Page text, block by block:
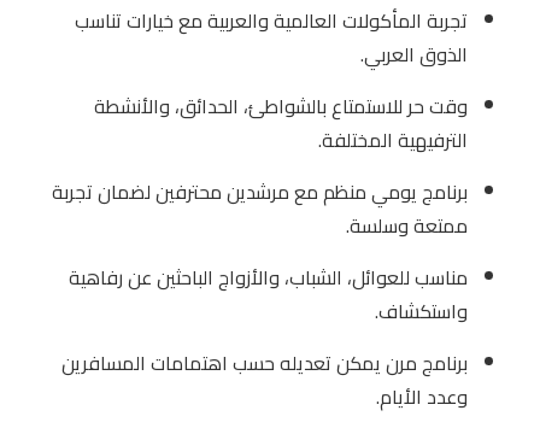
تجربة المأكولات العالمية والعربية مع خيارات تناسب
الذوق العربي.
وقت حر للاستمتاع بالشواطئ، الحدائق، والأنشطة
الترفيهية المختلفة.
برنامج يومي منظم مع مرشدين محترفين لضمان تجربة
ممتعة وسلسة.
مناسب للعوائل، الشباب، والأزواج الباحثين عن رفاهية
واستكشاف.
برنامج مرن يمكن تعديله حسب اهتمامات المسافرين
وعدد الأيام.